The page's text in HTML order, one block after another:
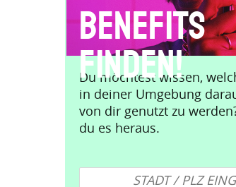
Benefits
finden!
Du möchtest wissen,
in deiner Umgebung
von dir genutzt zu
du es heraus.